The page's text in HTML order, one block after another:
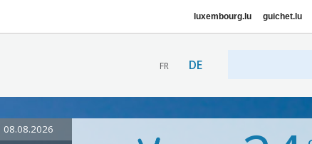
luxembourg.lu guichet.lu
FR DE
08.08.2026